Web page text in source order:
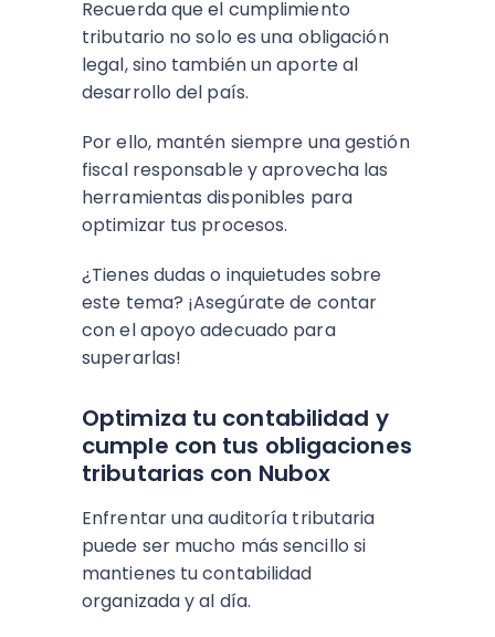
Recuerda que el cumplimiento
tributario no solo es una obligación
legal, sino también un aporte al
desarrollo del país.
Por ello, mantén siempre una gestión
fiscal responsable y aprovecha las
herramientas disponibles para
optimizar tus procesos.
¿Tienes dudas o inquietudes sobre
este tema? ¡Asegúrate de contar
con el apoyo adecuado para
superarlas!
Optimiza tu contabilidad y
cumple con tus obligaciones
tributarias con Nubox
Enfrentar una auditoría tributaria
puede ser mucho más sencillo si
mantienes tu contabilidad
organizada y al día.